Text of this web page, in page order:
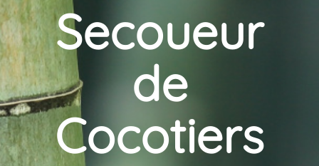
Secoueur
de
Cocotiers